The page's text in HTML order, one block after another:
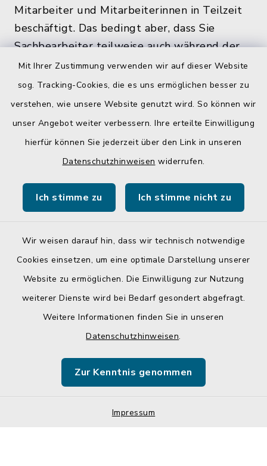
Mit Ihrer Zustimmung verwenden wir auf dieser Website
sog. Tracking-Cookies, die es uns ermöglichen besser zu
verstehen, wie unsere Website genutzt wird. So können wir
unser Angebot weiter verbessern. Ihre erteilte Einwilligung
hierfür können Sie jederzeit über den Link in unseren
Datenschutzhinweisen widerrufen.
Ich stimme zu Ich stimme nicht zu
Wir weisen darauf hin, dass wir technisch notwendige
Cookies einsetzen, um eine optimale Darstellung unserer
Website zu ermöglichen. Die Einwilligung zur Nutzung
weiterer Dienste wird bei Bedarf gesondert abgefragt.
Weitere Informationen finden Sie in unseren
Datenschutzhinweisen.
Zur Kenntnis genommen
Impressum
Mitarbeiter und Mitarbeiterinnen in Teilzeit
beschäftigt. Das bedingt aber, dass Sie
Sachbearbeiter teilweise auch während der
üblichen Bürozeiten und zu den
Öffnungszeiten, nicht im Rathaus antreffen.
Quicklinks
Landratsamt Mühldorf a. Inn
Barrierefreiheit
Impressum
Sitemap